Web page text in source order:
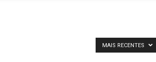
MAIS RECENTES